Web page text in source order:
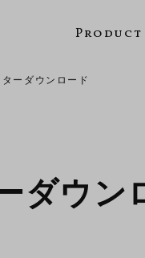
Product
ーダウンロード
ダウン